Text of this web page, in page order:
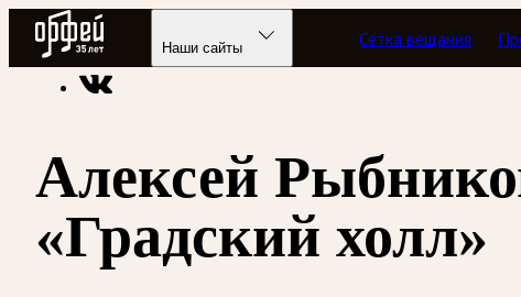
Радио Орфей
Наши сайты Сетка вещания
Радио классической музыки «Орфей» Новости
Алексей
«Градский холл»